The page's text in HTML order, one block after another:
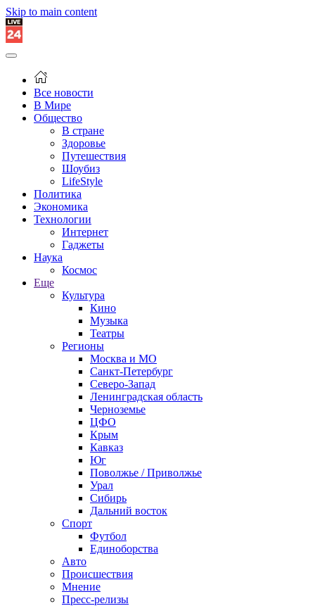
Skip to main content
Все новости
В Мире
Общество
В стране
Здоровье
Путешествия
Шоубиз
LifeStyle
Политика
Экономика
Технологии
Интернет
Гаджеты
Наука
Космос
Еще
Культура
Кино
Музыка
Театры
Регионы
Москва и МО
Санкт-Петербург
Северо-Запад
Ленинградская область
Черноземье
ЦФО
Крым
Кавказ
Юг
Поволжье / Приволжье
Урал
Сибирь
Дальний восток
Спорт
Футбол
Единоборства
Авто
Происшествия
Мнение
Пресс-релизы